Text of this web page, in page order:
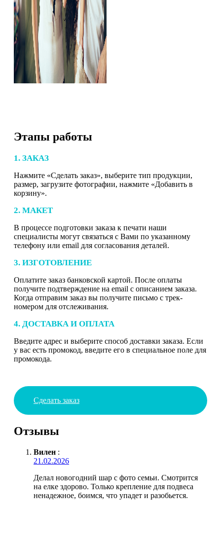
Этапы работы
1. ЗАКАЗ
Нажмите «Сделать заказ», выберите тип продукции,
размер, загрузите фотографии, нажмите «Добавить в
корзину».
2. МАКЕТ
В процессе подготовки заказа к печати наши
специалисты могут связаться с Вами по указанному
телефону или email для согласования деталей.
3. ИЗГОТОВЛЕНИЕ
Оплатите заказ банковской картой. После оплаты
получите подтверждение на email с описанием заказа.
Когда отправим заказ вы получите письмо с трек-
номером для отслеживания.
4. ДОСТАВКА И ОПЛАТА
Введите адрес и выберите способ доставки заказа. Если
у вас есть промокод, введите его в специальное поле для
промокода.
Сделать заказ
Отзывы
Вилен :
21.02.2026
Делал новогодний шар с фото семьи. Смотрится
на елке здорово. Только крепление для подвеса
ненадежное, боимся, что упадет и разобьется.